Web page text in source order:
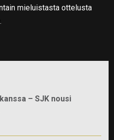
mieluistasta ottelusta
– SJK nousi